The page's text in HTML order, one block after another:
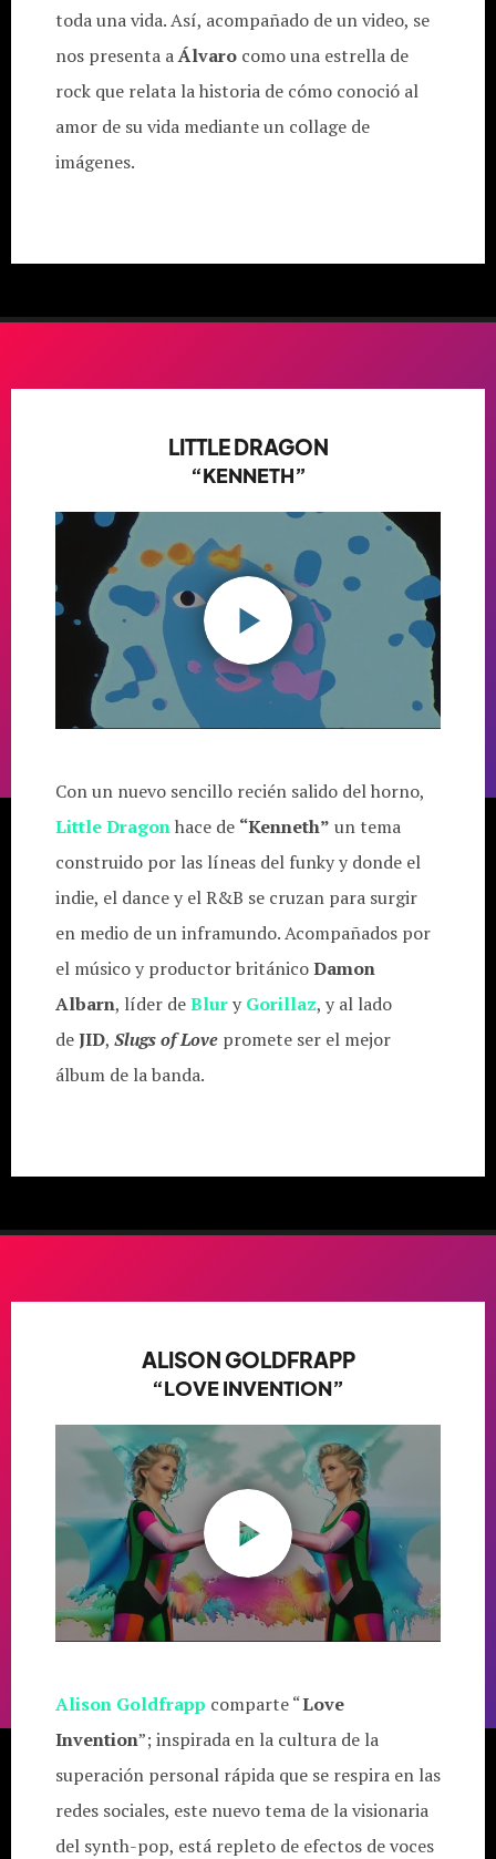
toda una vida. Así, acompañado de un video, se
nos presenta aÁlvaro como una estrella de
rock que relata la historia de cómo conoció al
amor de su vida mediante un collage de
imágenes.
LITTLE DRAGON
“KENNETH”
Con un nuevo sencillo recién salido del horno,
Little Dragonhace de “Kenneth” un tema
construido por las líneas del funky y donde el
indie, el dance y el R&B se cruzan para surgir
en medio de un inframundo. Acompañados por
el músico y productor británicoDamon
Albarn, líder deBlury Gorillaz, y al lado
deJID, Slugs of Love promete ser el mejor
álbum de la banda.
ALISON GOLDFRAPP
“LOVE INVENTION”
Alison Goldfrapp comparte “Love
Invention”; inspirada en la cultura de la
superación personal rápida que se respira en las
redes sociales, este nuevo tema de la visionaria
del synth-pop, está repleto de efectos de voces